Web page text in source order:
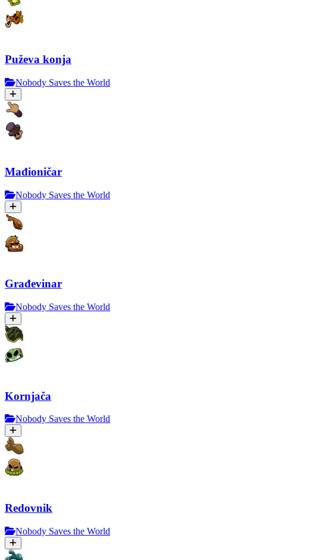
Puževa konja
Nobody Saves the World
Mađioničar
Nobody Saves the World
Građevinar
Nobody Saves the World
Kornjača
Nobody Saves the World
Redovnik
Nobody Saves the World